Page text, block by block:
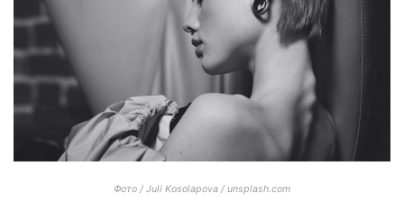
Фото / Juli Kosolapova / unsplash.com